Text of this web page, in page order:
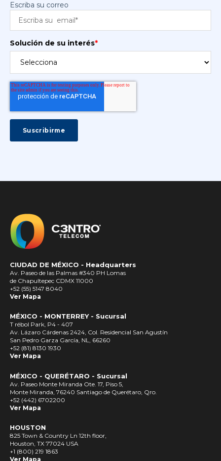
Escriba su correo
Solución de su interés*
CIUDAD DE MÉXICO - Headquarters
Av. Paseo de las Palmas #340 PH Lomas
de Chapultepec CDMX 11000
+52 (55) 5147 8040
Ver Mapa
MÉXICO - MONTERREY - Sucursal
T rébol Park, P4 - 407
Av. Lázaro Cárdenas 2424, Col. Residencial San Agustín
San Pedro Garza García, NL, 66260
+52 (81) 8130 1930
Ver Mapa
MÉXICO - QUERÉTARO - Sucursal
Av. Paseo Monte Miranda Ote. 17, Piso 5,
Monte Miranda, 76240 Santiago de Querétaro, Qro.
+52 (442) 6702200
Ver Mapa
HOUSTON
825 Town & Country Ln 12th floor,
Houston, TX 77024 USA
+1 (800) 219 1863
Ver Mapa